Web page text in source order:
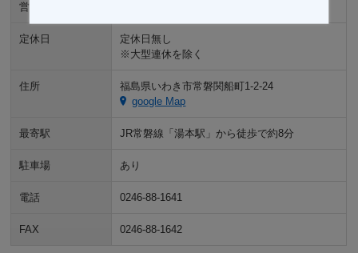
営業時間
定休日
定休日無し
※大型連休を除く
住所
福島県いわき市常磐関船町1-2-24
google Map
最寄駅 JR常磐線「湯本駅」から徒歩で約8分
駐車場 あり
電話 0246-88-1641
FAX 0246-88-1642